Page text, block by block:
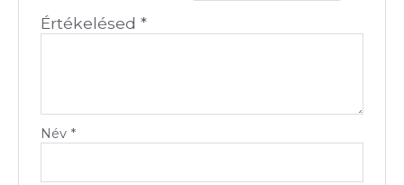
Értékelésed*
Név *